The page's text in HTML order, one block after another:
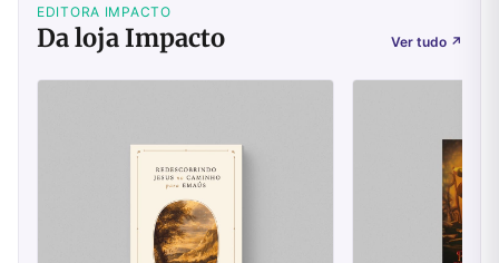
EDITORA IMPACTO
Da loja Impacto Ver tudo ↗